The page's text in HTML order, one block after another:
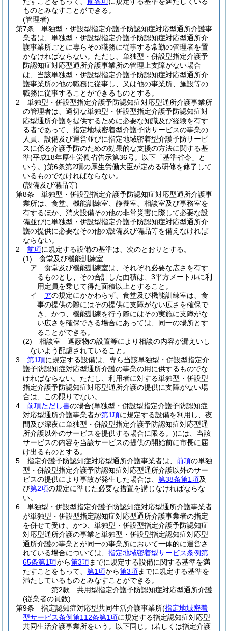
ものとみなすことができる。
(管理者)
第7条
単独型・併設型指定介護予防認知症対応型通所介護事
業者は、単独型・併設型指定介護予防認知症対応型通所介
護事業所ごとに専らその職務に従事する常勤の管理者を置
かなければならない。 ただし、単独型・併設型指定介護予
防認知症対応型通所介護事業所の管理上支障がない場合
は、当該単独型・併設型指定介護予防認知症対応型通所介
護事業所の他の職務に従事し、又は他の事業所、施設等の
職務に従事することができるものとする。
2
単独型・併設型指定介護予防認知症対応型通所介護事業所
の管理者は、適切な単独型・併設型指定介護予防認知症対
応型通所介護を提供するために必要な知識及び経験を有す
る者であって、指定地域密着型介護予防サービスの事業の
人員、設備及び運営並びに指定地域密着型介護予防サービ
スに係る介護予防のための効果的な支援の方法に関する基
準(平成18年厚生労働省告示第36号。以下「基準省令」と
いう。)第6条第2項の厚生労働大臣が定める研修を修了して
いるものでなければならない。
(設備及び備品等)
第8条
単独型・併設型指定介護予防認知症対応型通所介護事
業所は、食堂、機能訓練室、静養室、相談室及び事務室を
有するほか、消火設備その他の非常災害に際して必要な設
備並びに単独型・併設型指定介護予防認知症対応型通所介
護の提供に必要なその他の設備及び備品等を備えなければ
ならない。
2
前項に規定する設備の基準は、次のとおりとする。
(1)
食堂及び機能訓練室
ア
食堂及び機能訓練室は、それぞれ必要な広さを有す
るものとし、その合計した面積は、3平方メートルに利
用定員を乗じて得た面積以上とすること。
イ
アの規定にかかわらず、食堂及び機能訓練室は、食
事の提供の際にはその提供に支障がない広さを確保で
き、かつ、機能訓練を行う際にはその実施に支障がな
い広さを確保できる場合にあっては、同一の場所とす
ることができる。
(2)
相談室 遮蔽物の設置等により相談の内容が漏えいし
ないよう配慮されていること。
3
第1項に規定する設備は、専ら当該単独型・併設型指定介
護予防認知症対応型通所介護の事業の用に供するものでな
ければならない。 ただし、利用者に対する単独型・併設型
指定介護予防認知症対応型通所介護の提供に支障がない場
合は、この限りでない。
4
前項ただし書の場合(単独型・併設型指定介護予防認知症
対応型通所介護事業者が第1項に規定する設備を利用し、夜
間及び深夜に単独型・併設型指定介護予防認知症対応型通
所介護以外のサービスを提供する場合に限る。)には、当該
サービスの内容を当該サービスの提供の開始前に市長に届
け出るものとする。
5
指定介護予防認知症対応型通所介護事業者は、 前項の単独
型・併設型指定介護予防認知症対応型通所介護以外のサー
ビスの提供により事故が発生した場合は、 第38条第1項及
び第2項の規定に準じた必要な措置を講じなければならな
い。
6
単独型・併設型指定介護予防認知症対応型通所介護事業者
が単独型・併設型指定認知症対応型通所介護事業者の指定
を併せて受け、かつ、単独型・併設型指定介護予防認知症
対応型通所介護の事業と単独型・併設型指定認知症対応型
通所介護の事業とが同一の事業所において一体的に運営さ
れている場合については、 指定地域密着型サービス条例第
65条第1項から第3項までに規定する設備に関する基準を満
たすことをもって、 第1項から第3項までに規定する基準を
満たしているものとみなすことができる。
第2款
共用型指定介護予防認知症対応型通所介護
(従業者の員数)
第9条
指定認知症対応型共同生活介護事業所(指定地域密着
型サービス条例第112条第1項に規定する指定認知症対応型
共同生活介護事業所をいう。以下同じ。)若しくは指定介護